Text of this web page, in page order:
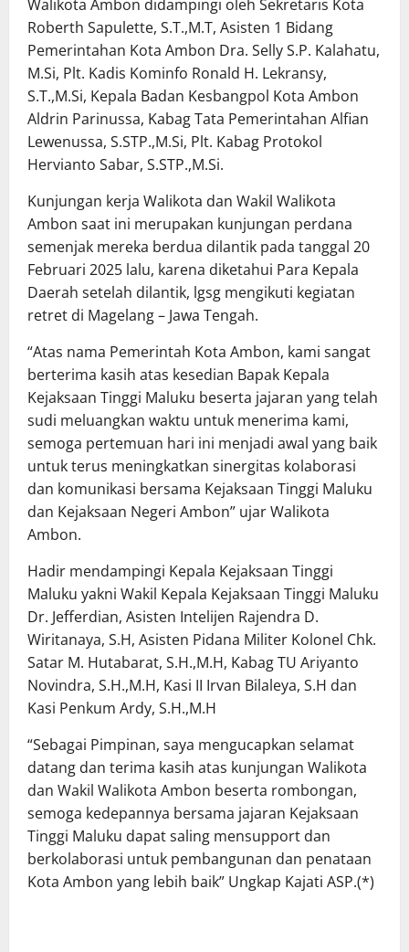
Walikota Ambon didampingi oleh Sekretaris Kota
Roberth Sapulette, S.T.,M.T, Asisten 1 Bidang
Pemerintahan Kota Ambon Dra. Selly S.P. Kalahatu,
M.Si, Plt. Kadis Kominfo Ronald H. Lekransy,
S.T.,M.Si, Kepala Badan Kesbangpol Kota Ambon
Aldrin Parinussa, Kabag Tata Pemerintahan Alfian
Lewenussa, S.STP.,M.Si, Plt. Kabag Protokol
Hervianto Sabar, S.STP.,M.Si.
Kunjungan kerja Walikota dan Wakil Walikota
Ambon saat ini merupakan kunjungan perdana
semenjak mereka berdua dilantik pada tanggal 20
Februari 2025 lalu, karena diketahui Para Kepala
Daerah setelah dilantik, lgsg mengikuti kegiatan
retret di Magelang – Jawa Tengah.
“Atas nama Pemerintah Kota Ambon, kami sangat
berterima kasih atas kesedian Bapak Kepala
Kejaksaan Tinggi Maluku beserta jajaran yang telah
sudi meluangkan waktu untuk menerima kami,
semoga pertemuan hari ini menjadi awal yang baik
untuk terus meningkatkan sinergitas kolaborasi
dan komunikasi bersama Kejaksaan Tinggi Maluku
dan Kejaksaan Negeri Ambon” ujar Walikota
Ambon.
Hadir mendampingi Kepala Kejaksaan Tinggi
Maluku yakni Wakil Kepala Kejaksaan Tinggi Maluku
Dr. Jefferdian, Asisten Intelijen Rajendra D.
Wiritanaya, S.H, Asisten Pidana Militer Kolonel Chk.
Satar M. Hutabarat, S.H.,M.H, Kabag TU Ariyanto
Novindra, S.H.,M.H, Kasi II Irvan Bilaleya, S.H dan
Kasi Penkum Ardy, S.H.,M.H
“Sebagai Pimpinan, saya mengucapkan selamat
datang dan terima kasih atas kunjungan Walikota
dan Wakil Walikota Ambon beserta rombongan,
semoga kedepannya bersama jajaran Kejaksaan
Tinggi Maluku dapat saling mensupport dan
berkolaborasi untuk pembangunan dan penataan
Kota Ambon yang lebih baik” Ungkap Kajati ASP.(*)